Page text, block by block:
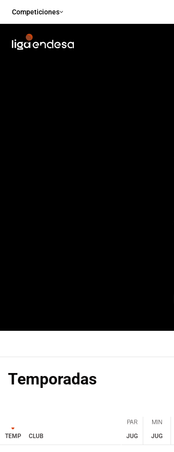
Competiciones
Temporadas
TEMP CLUB
PAR
MIN
JUG JUG